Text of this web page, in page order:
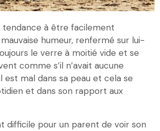
à être facilement
humeur, renfermé sur lui-
le verre à moitié vide et se
comme s’il n’avait aucune
est mal dans sa peau et cela se
et dans son rapport aux
difficile pour un parent de voir son